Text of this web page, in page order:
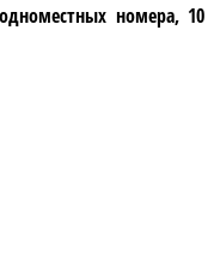
номера, 10